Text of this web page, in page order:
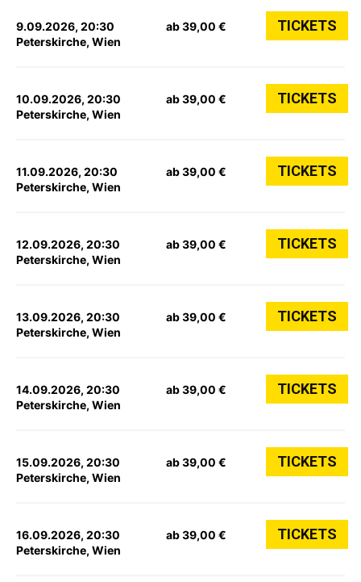
9.09.2026, 20:30
Peterskirche, Wien
ab 39,00 € TICKETS
10.09.2026, 20:30
Peterskirche, Wien
ab 39,00 € TICKETS
11.09.2026, 20:30
Peterskirche, Wien
ab 39,00 € TICKETS
12.09.2026, 20:30
Peterskirche, Wien
ab 39,00 € TICKETS
13.09.2026, 20:30
Peterskirche, Wien
ab 39,00 € TICKETS
14.09.2026, 20:30
Peterskirche, Wien
ab 39,00 € TICKETS
15.09.2026, 20:30
Peterskirche, Wien
ab 39,00 € TICKETS
16.09.2026, 20:30
Peterskirche, Wien
ab 39,00 € TICKETS